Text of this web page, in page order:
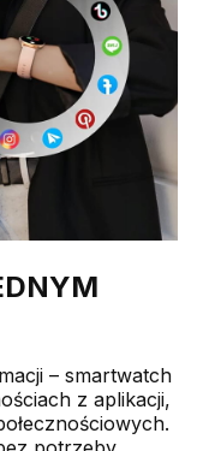
– smartwatch
z aplikacji,